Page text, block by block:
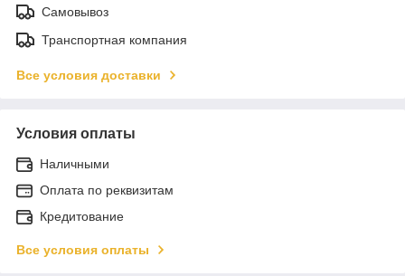
Самовывоз
Транспортная компания
Все условия доставки
Условия оплаты
Наличными
Оплата по реквизитам
Кредитование
Все условия оплаты